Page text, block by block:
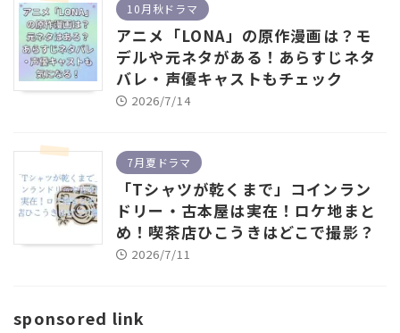
10月秋ドラマ
アニメ「LONA」の原作漫画は？モ
デルや元ネタがある！あらすじネタ
バレ・声優キャストもチェック
2026/7/14
7月夏ドラマ
「Tシャツが乾くまで」コインラン
ドリー・古本屋は実在！ロケ地まと
め！喫茶店ひこうきはどこで撮影？
2026/7/11
sponsored link